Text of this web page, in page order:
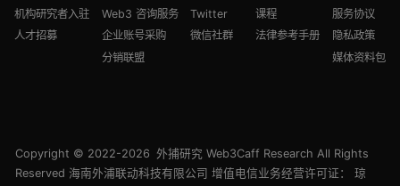
机构研究者入驻
人才招募
Web3 咨询服务
企业账号采购
分销联盟
Twitter
微信社群
课程
法律参考手册
服务协议
隐私政策
媒体资料包
Copyright © 2022-2026 外捕研究 Web3Caff Research All Rights
Reserved 海南外浦联动科技有限公司 增值电信业务经营许可证：
琼